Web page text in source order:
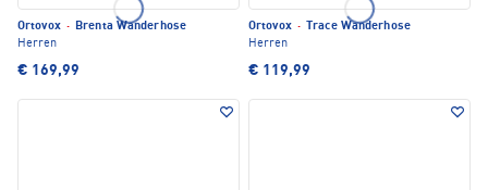
Ortovox · Brenta Wanderhose
Herren
€ 169,99
Ortovox ·
Trace Wanderhose
Herren
€ 119,99